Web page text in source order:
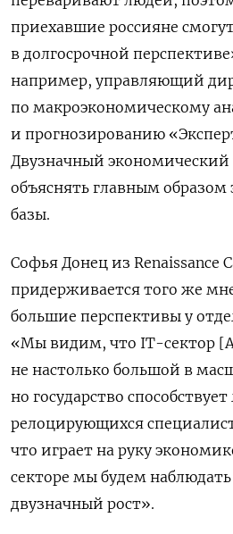
приехавшие россияне
в долгосрочной
например, управляющий
по макроэкономическому
и прогнозированию
Двузначный экономический
объяснять главным
базы.
Софья Донец из Renaissance
придерживается того же
большие перспективы у
«Мы видим, что IT-сектор
не настолько большой в
но государство
релоцирующихся
что играет на руку
секторе мы будем
двузначный рост».